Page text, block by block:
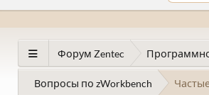
Форум Zentec
Вопросы по zWorkbench